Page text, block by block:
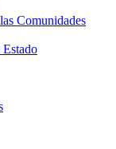
Comunidades